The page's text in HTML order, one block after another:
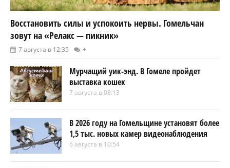
Восстановить силы и успокоить нервы. Гомельчан
зовут на «Релакс — пикник»
7 августа в 12:35 +
Мурчащий уик-энд. В Гомеле пройдет
выставка кошек
7 августа в 08:13
В 2026 году на Гомельщине установят более
1,5 тыс. новых камер видеонаблюдения
6 августа в 10:54